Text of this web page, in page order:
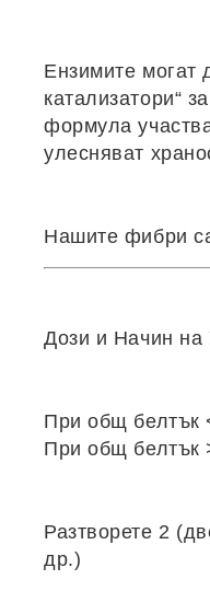
Ензимите могат
катализатори“
формула
улесняват
Нашите фибри
Дози и Начин на
При общ белтък
При общ белтък
Разтворете 2
др.)